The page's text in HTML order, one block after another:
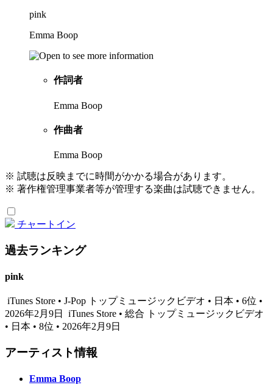
pink
Emma Boop
作詞者
Emma Boop
作曲者
Emma Boop
※ 試聴は反映までに時間がかかる場合があります。
※ 著作権管理事業者等が管理する楽曲は試聴できません。
チャートイン
過去ランキング
pink
iTunes Store • J-Pop トップミュージックビデオ • 日本 • 6位 •
2026年2月9日
iTunes Store • 総合 トップミュージックビデオ
• 日本 • 8位 • 2026年2月9日
アーティスト情報
Emma Boop